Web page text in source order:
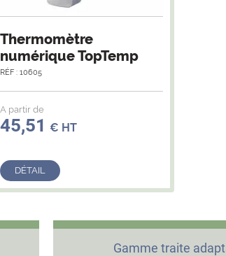
Thermomètre
numérique TopTemp
RÉF : 10605
A partir de
45,51 € HT
DÉTAIL
Gamme traite